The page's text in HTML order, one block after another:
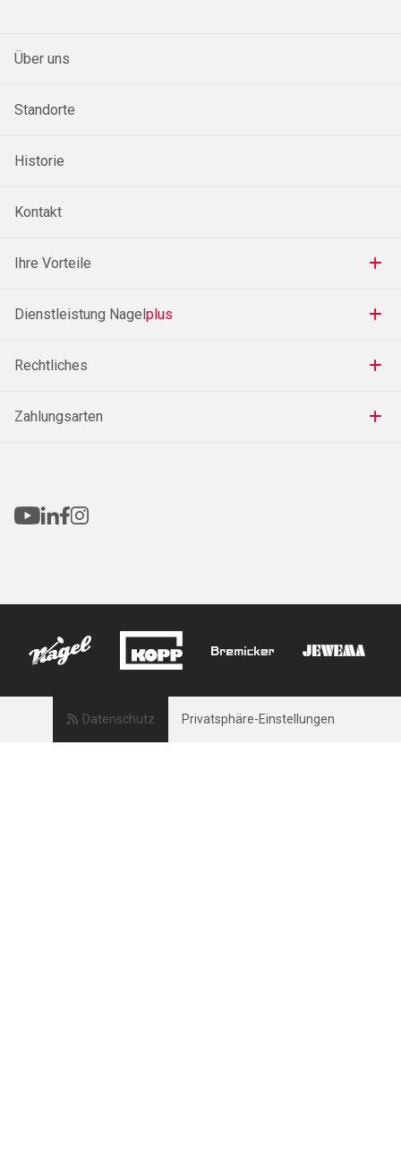
Über uns
Standorte
Historie
Kontakt
Ihre Vorteile
Dienstleistung Nagelplus
Rechtliches
Zahlungsarten
Datenschutz Privatsphäre-Einstellungen